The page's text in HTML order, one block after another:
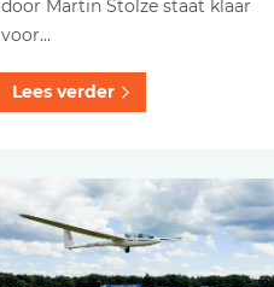
door Martin Stolze staat klaar
voor…
Lees verder